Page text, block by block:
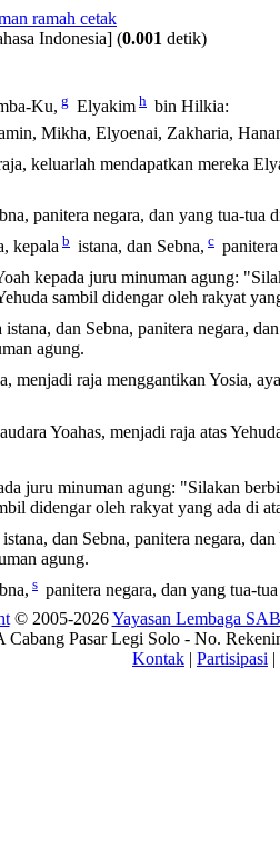
Indonesia] (0.001 detik)
Ku, g Elyakim h bin Hilkia:
Mikha, Elyoenai, Zakharia,
keluarlah mendapatkan mereka
panitera negara, dan yang tua-tua
kepala b istana, dan Sebna, c panitera
kepada juru minuman agung:
sambil didengar oleh rakyat
dan Sebna, panitera negara,
agung.
menjadi raja menggantikan Yosia,
Yoahas, menjadi raja atas
juru minuman agung: "Silakan
didengar oleh rakyat yang ada di
dan Sebna, panitera negara,
agung.
s panitera negara, dan yang tua-
© 2005-2026Yayasan Lembaga
Cabang Pasar Legi Solo - No.
Kontak | Partisipasi |